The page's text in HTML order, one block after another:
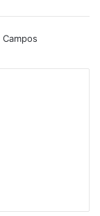
Campos